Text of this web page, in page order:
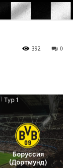
0
392
Тур 1
Боруссия
(Дортмунд)